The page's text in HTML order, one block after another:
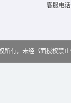
客服电
所有，未经书面授权